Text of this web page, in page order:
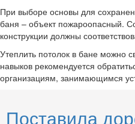
При выборе основы для
баня – объект пожароопасный.
конструкции должны
Утеплить потолок в бане можно
навыков рекомендуется
организациям, занимающимся
Поставила